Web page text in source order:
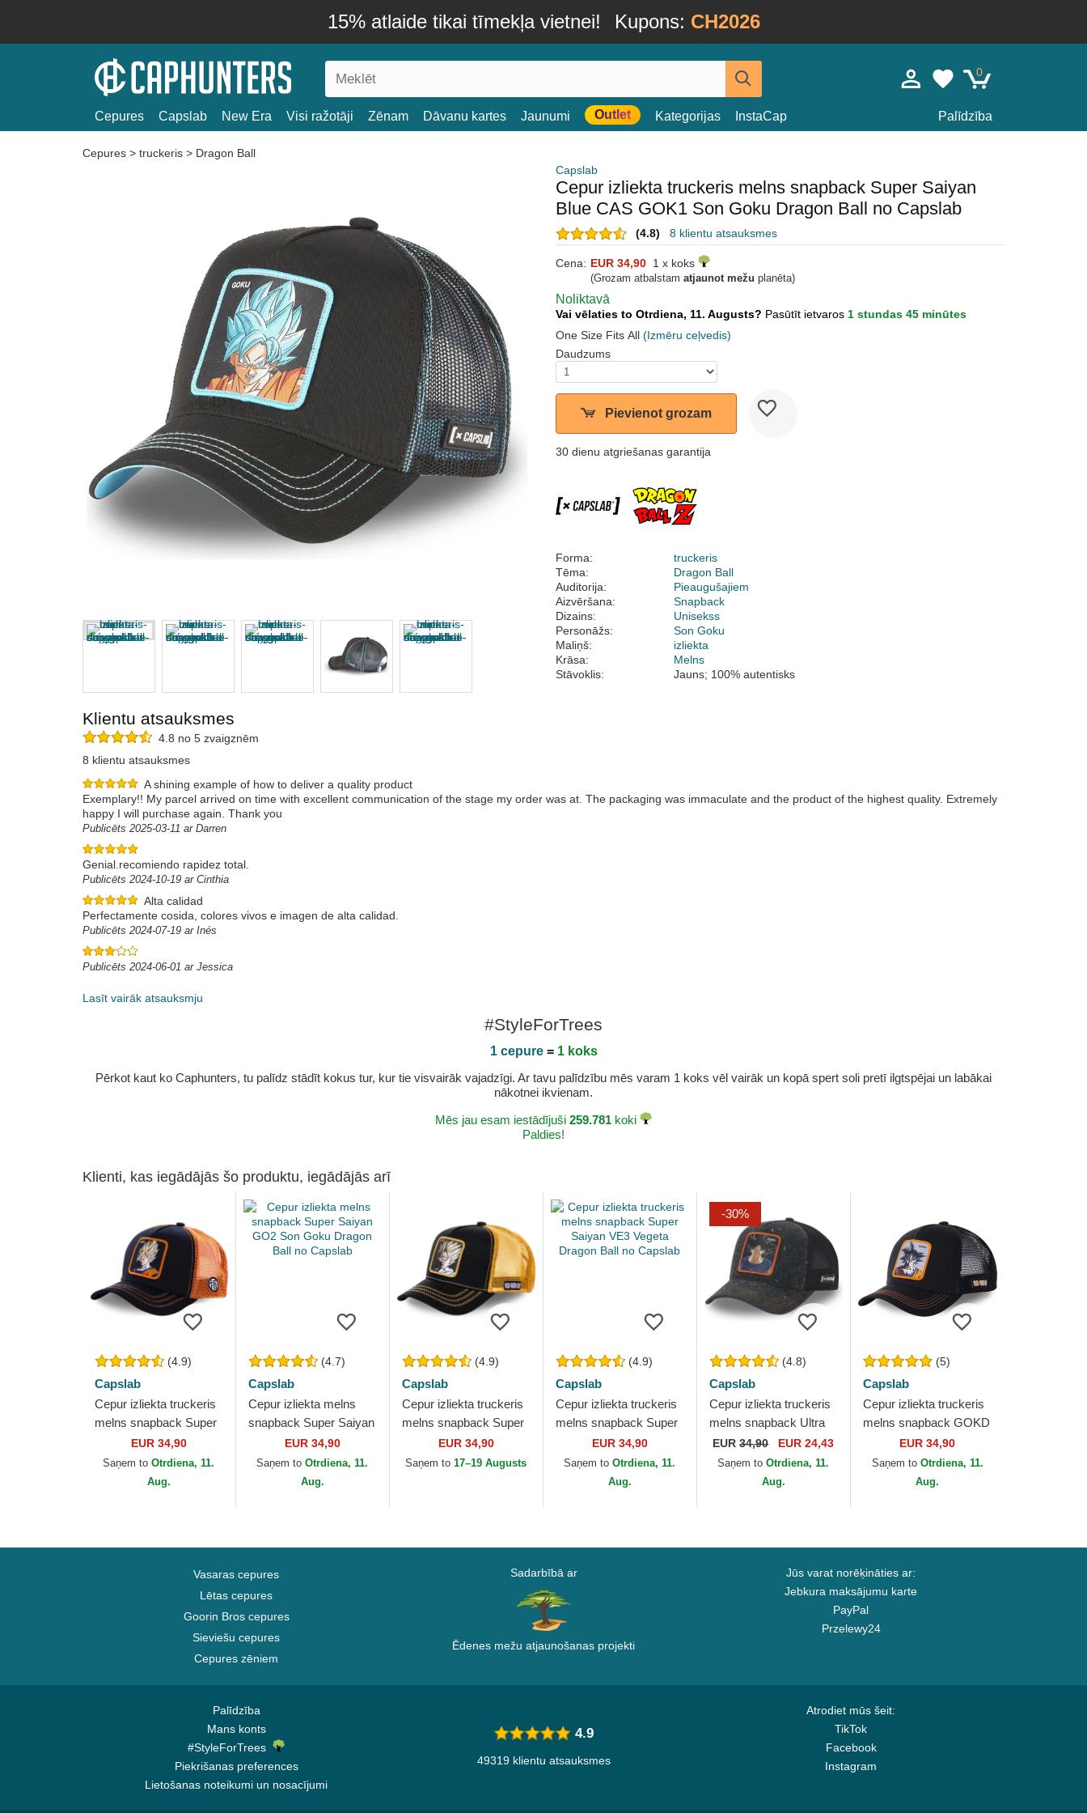
15% atlaide tikai tīmekļa vietnei! Kupons: CH2026
0
Cepures Capslab New Era Visi ražotāji Zēnam Dāvanu kartes Jaunumi Outlet Kategorijas InstaCap Palīdzība
Cepures > truckeris > Dragon Ball
Capslab
Cepur izliekta truckeris melns snapback Super Saiyan
Blue CAS GOK1 Son Goku Dragon Ball no Capslab
(4.8) 8 klientu atsauksmes
Cena: EUR 34,90 1 x koks
(Grozam atbalstam atjaunot mežu planēta)
Noliktavā
Vai vēlaties to Otrdiena, 11. Augusts? Pasūtīt ietvaros 1 stundas 45 minūtes
One Size Fits All (Izmēru ceļvedis)
Daudzums
Pievienot grozam
30 dienu atgriešanas garantija
Forma:
truckeris
Tēma:
Dragon Ball
Auditorija:
Pieaugušajiem
Aizvēršana:
Snapback
Dizains:
Unisekss
Personāžs:
Son Goku
Maliņš:
izliekta
Krāsa:
Melns
Stāvoklis:
Jauns; 100% autentisks
Klientu atsauksmes
4.8 no 5 zvaigznēm
8 klientu atsauksmes
A shining example of how to deliver a quality product
Exemplary!! My parcel arrived on time with excellent communication of the stage my order was at. The packaging was immaculate and the product of the highest quality. Extremely
happy I will purchase again. Thank you
Publicēts 2025-03-11 ar Darren
Genial.recomiendo rapidez total.
Publicēts 2024-10-19 ar Cinthia
Alta calidad
Perfectamente cosida, colores vivos e imagen de alta calidad.
Publicēts 2024-07-19 ar Inés
Publicēts 2024-06-01 ar Jessica
Lasīt vairāk atsauksmju
#StyleForTrees
1 cepure= 1 koks
Pērkot kaut ko Caphunters, tu palīdz stādīt kokus tur, kur tie visvairāk vajadzīgi. Ar tavu palīdzību mēs varam 1 koks vēl vairāk un kopā spert soli pretī ilgtspējai un labākai
nākotnei ikvienam.
Mēs jau esam iestādījuši 259.781 koki
Paldies!
Klienti, kas iegādājās šo produktu, iegādājās arī
(4.9)
Capslab
Cepur izliekta truckeris
melns snapback Super
Saiyan GO3 Son Goku
Dragon Ball no Capslab
EUR 34,90
Saņem toOtrdiena, 11.
Aug.
(4.7)
Capslab
Cepur izliekta melns
snapback Super Saiyan
GO2 Son Goku Dragon
Ball no Capslab
EUR 34,90
Saņem toOtrdiena, 11.
Aug.
(4.9)
Capslab
Cepur izliekta truckeris
melns snapback Super
Saiyan 2 DBZSUP Son
Gohan Dragon Ball no
EUR 34,90
Saņem to17–19 Augusts
(4.9)
Capslab
Cepur izliekta truckeris
melns snapback Super
Saiyan VE3 Vegeta
Dragon Ball no Capslab
EUR 34,90
Saņem toOtrdiena, 11.
Aug.
-30%
(4.8)
Capslab
Cepur izliekta truckeris
melns snapback Ultra
Instinct DBS5 SIG Son
Goku Dragon Ball no
EUR34,90 EUR 24,43
Saņem toOtrdiena, 11.
Aug.
(5)
Capslab
Cepur izliekta truckeris
melns snapback GOKD
Son Goku Dragon Ball
no Capslab
EUR 34,90
Saņem to Otrdiena, 11.
Aug.
Vasaras cepures
Lētas cepures
Goorin Bros cepures
Sieviešu cepures
Cepures zēniem
Sadarbībā ar
Ēdenes mežu atjaunošanas projekti
Jūs varat norēķināties ar:
Jebkura maksājumu karte
PayPal
Przelewy24
Palīdzība
Mans konts
#StyleForTrees
Piekrišanas preferences
Lietošanas noteikumi un nosacījumi
Atrodiet mūs šeit:
TikTok
Facebook
Instagram
4.9
49319 klientu atsauksmes